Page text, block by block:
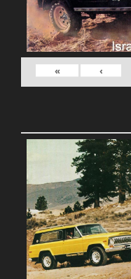
›
»